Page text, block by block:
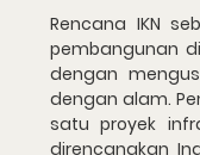
Rencana IKN
pembangunan
dengan
dengan alam.
satu proyek
direncanakan